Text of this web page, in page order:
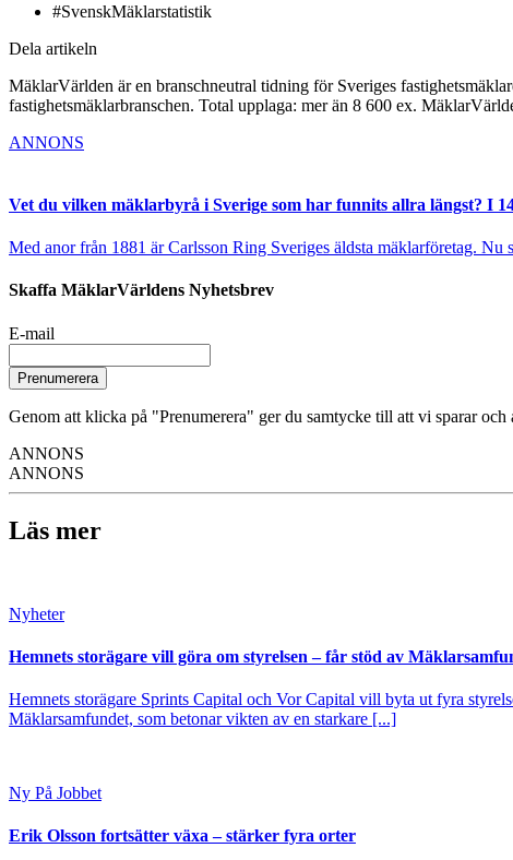
#SvenskMäklarstatistik
Dela artikeln
MäklarVärlden är en branschneutral tidning för Sveriges
fastighetsmäklarbranschen. Total upplaga: mer än 8 600 ex.
ANNONS
Vet du vilken mäklarbyrå i Sverige som har funnits allra längst? I
Med anor från 1881 är Carlsson Ring Sveriges äldsta mäklarföretag.
Skaffa MäklarVärldens Nyhetsbrev
E-mail
Prenumerera
Genom att klicka på "Prenumerera" ger du samtycke till att vi sparar
ANNONS
ANNONS
Läs mer
Nyheter
Hemnets storägare vill göra om styrelsen – får stöd av
Hemnets storägare Sprints Capital och Vor Capital vill byta ut fyra
Mäklarsamfundet, som betonar vikten av en starkare [...]
Ny På Jobbet
Erik Olsson fortsätter växa – stärker fyra orter